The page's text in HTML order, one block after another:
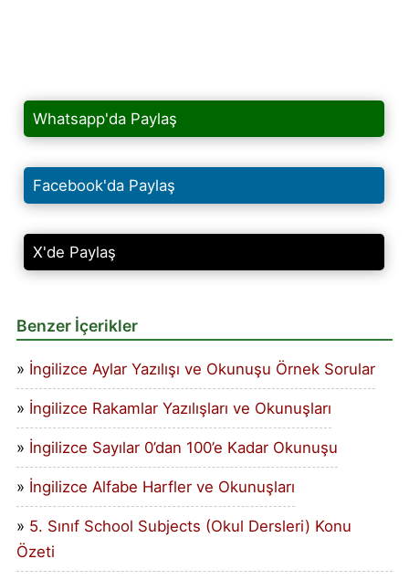
Whatsapp'da Paylaş
Facebook'da Paylaş
X'de Paylaş
Benzer İçerikler
İngilizce Aylar Yazılışı ve Okunuşu Örnek Sorular
İngilizce Rakamlar Yazılışları ve Okunuşları
İngilizce Sayılar 0’dan 100’e Kadar Okunuşu
İngilizce Alfabe Harfler ve Okunuşları
5. Sınıf School Subjects (Okul Dersleri) Konu
Özeti